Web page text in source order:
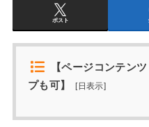
ポスト
【ページコンテン
プも可】
[日表示]